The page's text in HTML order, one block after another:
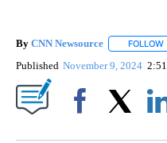
By CNN Newsource FOLLOW
Published November 9, 2024